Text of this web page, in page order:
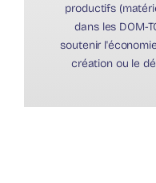
productifs
dans les DOM-
soutenir
création ou le